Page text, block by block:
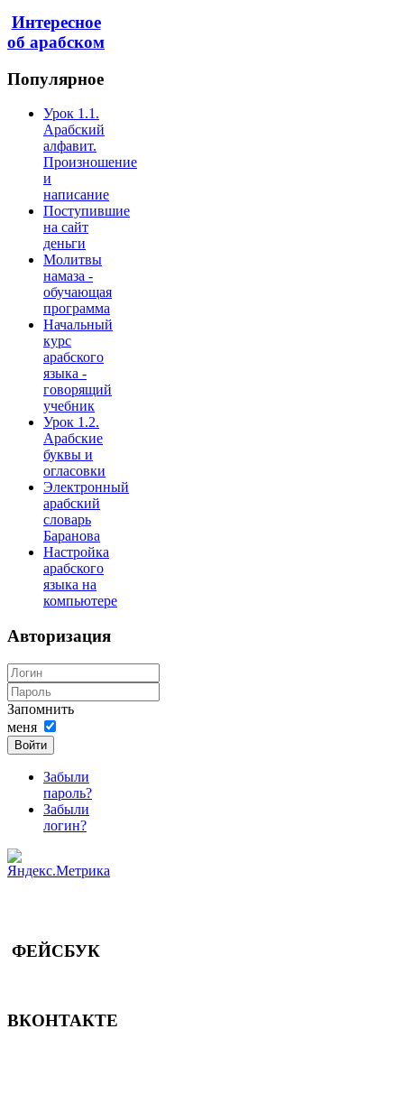
Интересное
об арабском
Популярное
Урок 1.1.
Арабский
алфавит.
Произношение
и
написание
Поступившие
на сайт
деньги
Молитвы
намаза -
обучающая
программа
Начальный
курс
арабского
языка -
говорящий
учебник
Урок 1.2.
Арабские
буквы и
огласовки
Электронный
арабский
словарь
Баранова
Настройка
арабского
языка на
компьютере
Авторизация
Запомнить
меня
Войти
Забыли
пароль?
Забыли
логин?
ФЕЙСБУК
ВКОНТАКТЕ